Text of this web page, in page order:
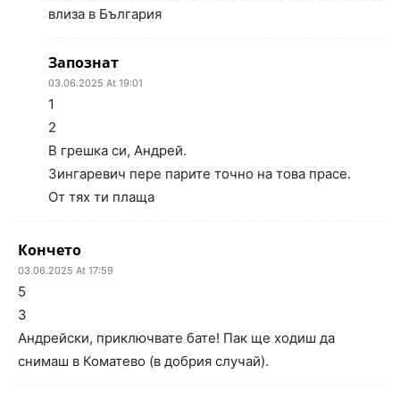
влиза в България
Запознат
03.06.2025 At 19:01
1
2
В грешка си, Андрей.
Зингаревич пере парите точно на това прасе.
От тях ти плаща
Кончето
03.06.2025 At 17:59
5
3
Андрейски, приключвате бате! Пак ще ходиш да
снимаш в Коматево (в добрия случай).